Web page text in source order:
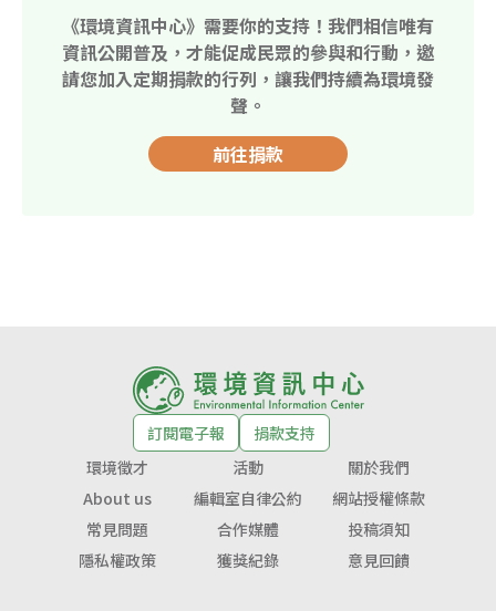
《環境資訊中心》需要你的支持！我們相信唯有
資訊公開普及，才能促成民眾的參與和行動，邀
請您加入定期捐款的行列，讓我們持續為環境發
聲。
前往捐款
訂閱電子報
捐款支持
環境徵才
活動
關於我們
About us
編輯室自律公約
網站授權條款
常見問題
合作媒體
投稿須知
隱私權政策
獲獎紀錄 意見回饋